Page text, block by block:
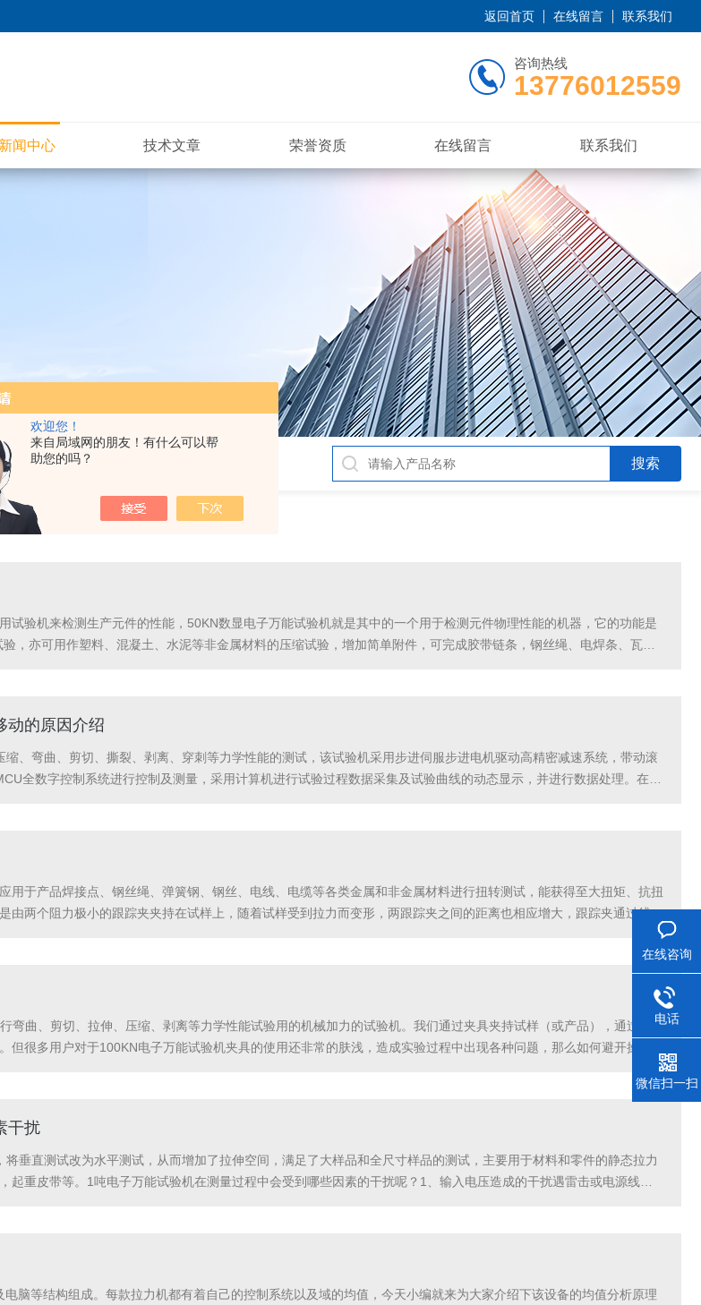
欢迎您！
来自局域网的朋友！有什么可以帮
助您的吗？
返回首页 在线留言 联系我们
咨询热线
13776012559
新闻中心 技术文章 荣誉资质 在线留言 联系我们
试验机来检测生产元件的性能，50KN数显电子万能试验机就是其中的一个用于检测元件物理性能的机器，它的功能是
，亦可用作塑料、混凝土、水泥等非金属材料的压缩试验，增加简单附件，可完成胶带链条，钢丝绳、电焊条、瓦及
动的原因介绍
、弯曲、剪切、撕裂、剥离、穿刺等力学性能的测试，该试验机采用步进伺服步进电机驱动高精密减速系统，带动滚
全数字控制系统进行控制及测量，采用计算机进行试验过程数据采集及试验曲线的动态显示，并进行数据处理。在我
用于产品焊接点、钢丝绳、弹簧钢、钢丝、电线、电缆等各类金属和非金属材料进行扭转测试，能获得至大扭矩、抗扭
由两个阻力极小的跟踪夹夹持在试样上，随着试样受到拉力而变形，两跟踪夹之间的距离也相应增大，跟踪夹通过线绳
曲、剪切、拉伸、压缩、剥离等力学性能试验用的机械加力的试验机。我们通过夹具夹持试样（或产品），通过加
很多用户对于100KN电子万能试验机夹具的使用还非常的肤浅，造成实验过程中出现各种问题，那么如何避开操作
干扰
垂直测试改为水平测试，从而增加了拉伸空间，满足了大样品和全尺寸样品的测试，主要用于材料和零件的静态拉力
重皮带等。1吨电子万能试验机在测量过程中会受到哪些因素的干扰呢？1、输入电压造成的干扰遇雷击或电源线导
脑等结构组成。每款拉力机都有着自己的控制系统以及域的均值，今天小编就来为大家介绍下该设备的均值分析原理
在线咨询
电话
微信扫一扫